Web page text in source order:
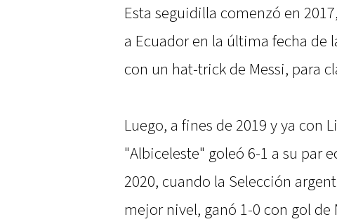
Esta seguidilla comenzó en
a Ecuador en la última fecha de
con un hat-trick de Messi, para
Luego, a fines de 2019 y ya con
"Albiceleste" goleó 6-1 a su par
2020, cuando la Selección
mejor nivel, ganó 1-0 con gol